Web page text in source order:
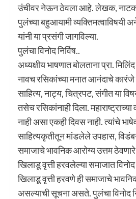
उंचीवर नेऊन ठेवला आहे. लेखक,
पुलंच्या बहुआयामी
यांनी या प्रसंगी जागविल्या.
पुलंचा विनोद निर्विष..
अध्यक्षीय भाषणात बोलताना प्रा.
नावच रसिकांच्या मनात आनंदाचे कारंजे
साहित्य, नाट्य, चित्रपट, संगीत या
तसेच रसिकांनाही दिला.
नाही असा एकही दिवस नाही. त्यांचे
साहित्यकृतीतून मांडलेले उपहास,
समाजाचे भावनिक आरोग्य उत्तम
खिलाडू वृत्ती हरवलेल्या समाजात
खिलाडू वृत्ती हरवणे ही समाजाचे
असल्याची सूचना असते. पुलंचा विनोद